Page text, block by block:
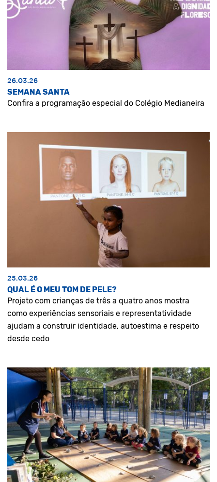
26.03.26
SEMANA SANTA
Confira a programação especial do Colégio Medianeira
25.03.26
QUAL É O MEU TOM DE PELE?
Projeto com crianças de três a quatro anos mostra
como experiências sensoriais e representatividade
ajudam a construir identidade, autoestima e respeito
desde cedo